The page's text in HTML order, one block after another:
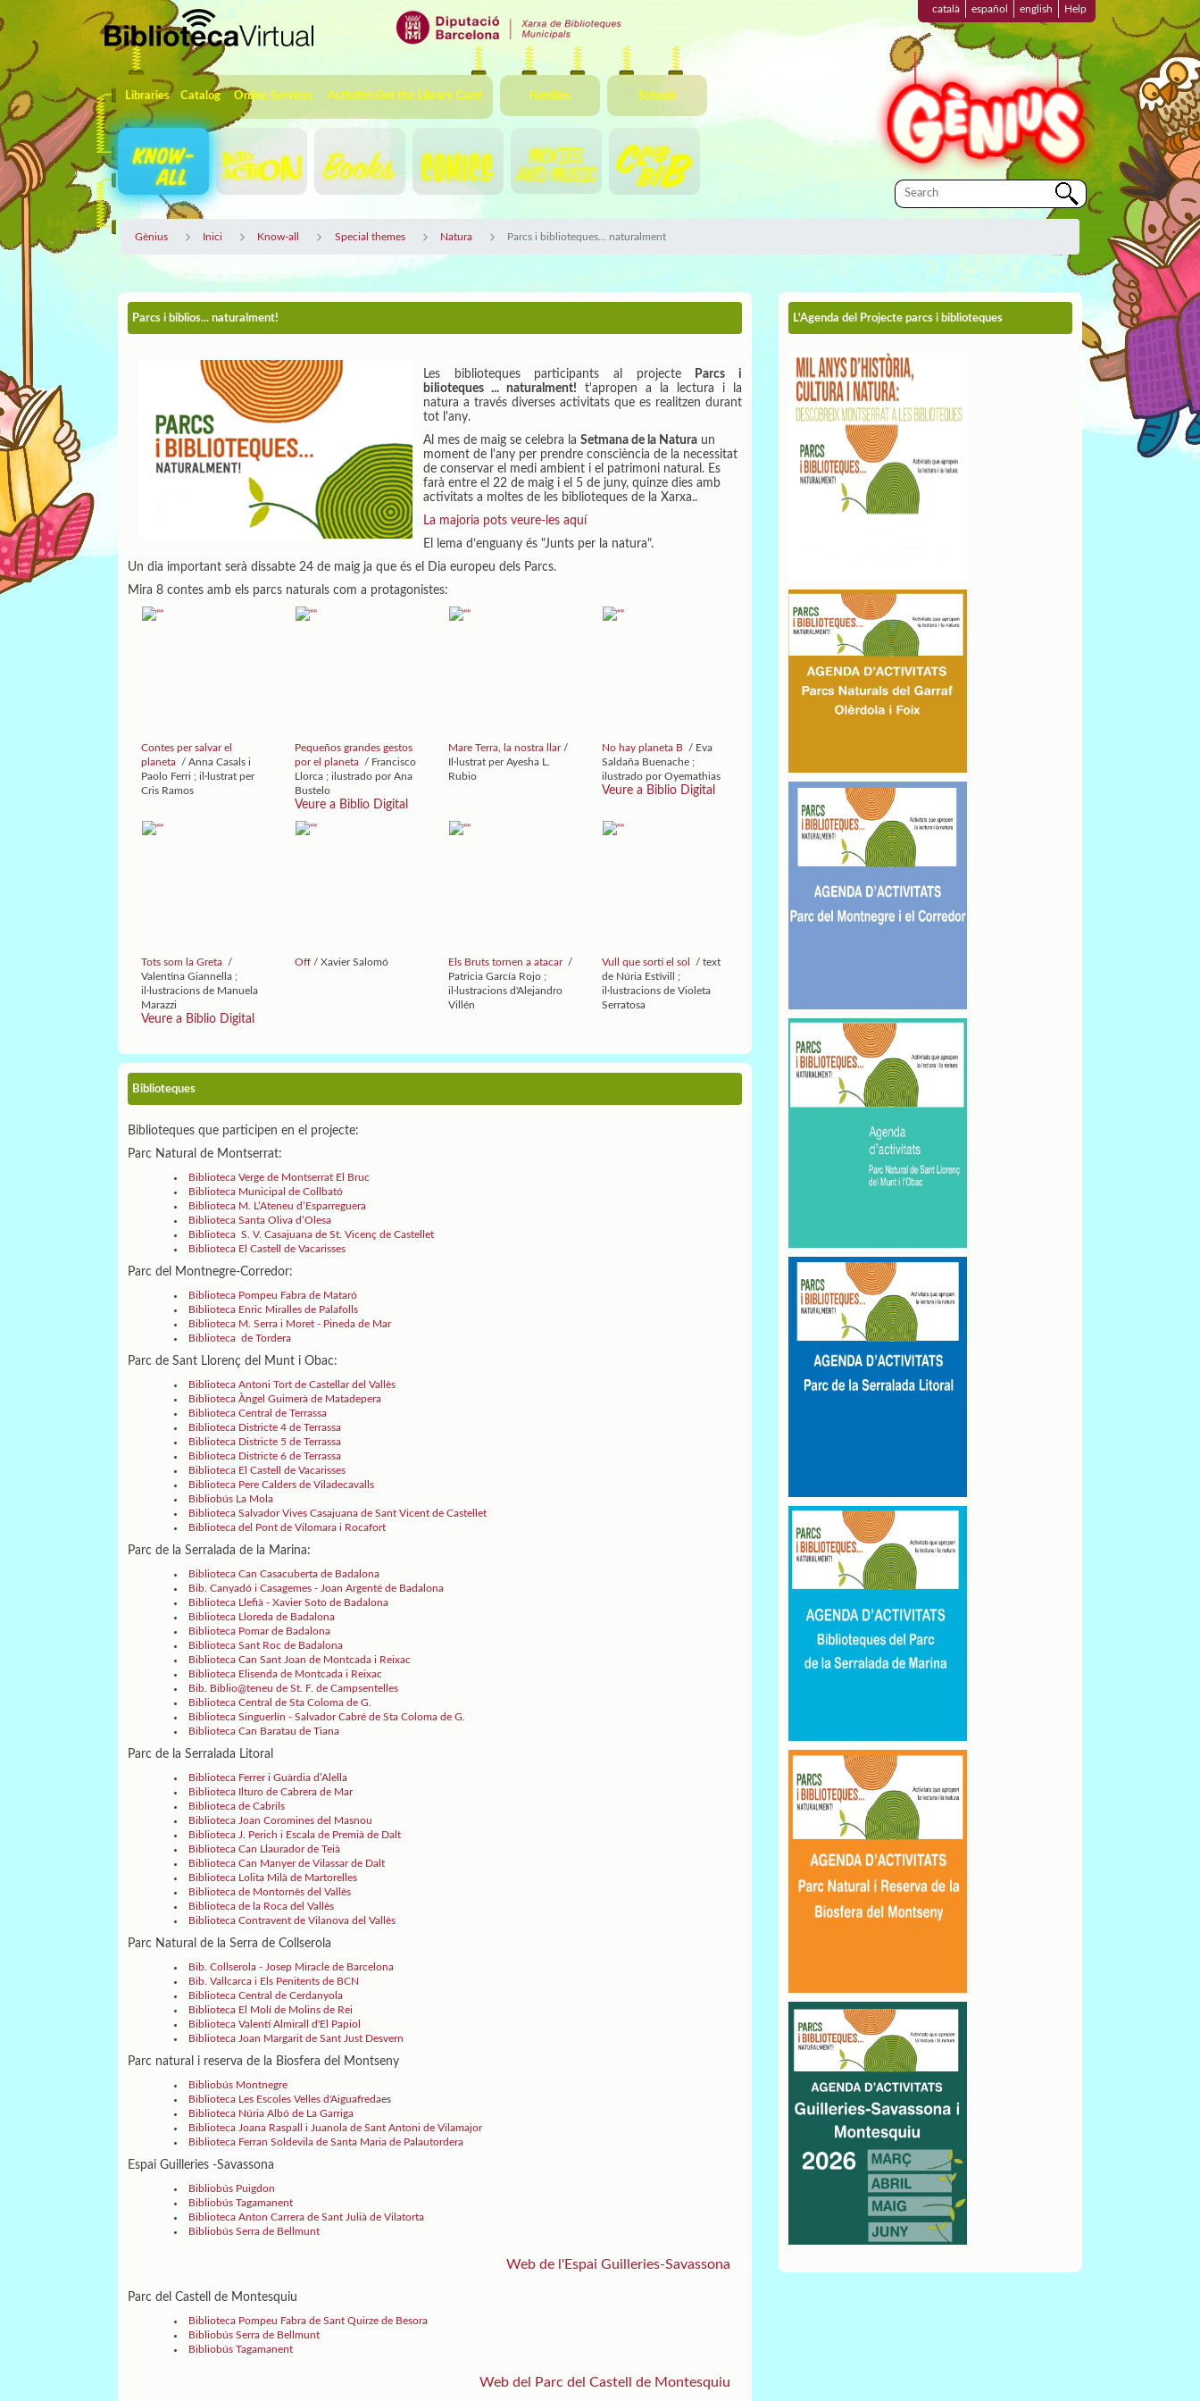
Skip to Main Content
català español english Help
Navigation
Libraries Catalog Online Services ActivitiesGet the Library Card Famílies Schools
Gènius Inici Know-all Special themes Natura Parcs i biblioteques... naturalment
Parcs i biblios... naturalment!
Les biblioteques participants al projecte
Parcs i
bilioteques ... naturalment! t'apropen a la lectura i la
natura a través diverses activitats que es realitzen durant
tot l'any.
Al mes de maig se celebra la Setmana de la Natura un
moment de l'any per prendre consciència de la necessitat
de conservar el medi ambient i el patrimoni natural. Es
farà entre el 22 de maig i el 5 de juny, quinze dies amb
activitats a moltes de les biblioteques de la Xarxa..
La majoria pots veure-les aquí
El lema d’enguany és "Junts per la natura".
Un dia important serà dissabte 24 de maig ja que és el Dia europeu dels Parcs.
Mira 8 contes amb els parcs naturals com a protagonistes:
Contes per salvar el
planeta / Anna Casals i
Paolo Ferri ; il·lustrat per
Cris Ramos
Pequeños grandes gestos
por el planeta / Francisco
Llorca ; ilustrado por Ana
Bustelo
Veure a Biblio Digital
Mare Terra, la nostra llar /
Il·lustrat per Ayesha L.
Rubio
No hay planeta B / Eva
Saldaña Buenache ;
ilustrado por Oyemathias
Veure a Biblio Digital
Tots som la Greta /
Valentina Giannella ;
il·lustracions de Manuela
Marazzi
Veure a Biblio Digital
Off / Xavier Salomó Els Bruts tornen a atacar /
Patricia García Rojo ;
il·lustracions d'Alejandro
Villén
Vull que sorti el sol
/ text
de Núria Estivill ;
il·lustracions de Violeta
Serratosa
Biblioteques
Biblioteques que participen en el projecte:
Parc Natural de Montserrat:
Biblioteca Verge de Montserrat El Bruc
Biblioteca Municipal de Collbató
Biblioteca M. L’Ateneu d’Esparreguera
Biblioteca Santa Oliva d’Olesa
Biblioteca S. V. Casajuana de St. Vicenç de Castellet
Biblioteca El Castell de Vacarisses
Parc del Montnegre-Corredor:
Biblioteca Pompeu Fabra de Mataró
Biblioteca Enric Miralles de Palafolls
Biblioteca M. Serra i Moret - Pineda de Mar
Biblioteca de Tordera
Parc de Sant Llorenç del Munt i Obac:
Biblioteca Antoni Tort de Castellar del Vallès
Biblioteca Àngel Guimerà de Matadepera
Biblioteca Central de Terrassa
Biblioteca Districte 4 de Terrassa
Biblioteca Districte 5 de Terrassa
Biblioteca Districte 6 de Terrassa
Biblioteca El Castell de Vacarisses
Biblioteca Pere Calders de Viladecavalls
Bibliobús La Mola
Biblioteca Salvador Vives Casajuana de Sant Vicent de Castellet
Biblioteca del Pont de Vilomara i Rocafort
Parc de la Serralada de la Marina:
Biblioteca Can Casacuberta de Badalona
Bib. Canyadó i Casagemes - Joan Argenté de Badalona
Biblioteca Llefià - Xavier Soto de Badalona
Biblioteca Lloreda de Badalona
Biblioteca Pomar de Badalona
Biblioteca Sant Roc de Badalona
Biblioteca Can Sant Joan de Montcada i Reixac
Biblioteca Elisenda de Montcada i Reixac
Bib. Biblio@teneu de St. F. de Campsentelles
Biblioteca Central de Sta Coloma de G
Biblioteca Singuerlín - Salvador Cabré de Sta Coloma de G
Biblioteca Can Baratau de Tiana
Parc de la Serralada Litoral
Biblioteca Ferrer i Guàrdia d’Alella
Biblioteca Ilturo de Cabrera de Mar
Biblioteca de Cabrils
Biblioteca Joan Coromines del Masnou
Biblioteca J. Perich i Escala de Premià de Dalt
Biblioteca Can Llaurador de Teià
Biblioteca Can Manyer de Vilassar de Dalt
Biblioteca Lolita Milà de Martorelles
Biblioteca de Montornès del Vallès
Biblioteca de la Roca del Vallès
Biblioteca Contravent de Vilanova del Vallès
Parc Natural de la Serra de Collserola
Bib. Collserola - Josep Miracle de Barcelona
Bib. Vallcarca i Els Penitents de BCN
Biblioteca Central de Cerdanyola
Biblioteca El Molí de Molins de Rei
Biblioteca Valentí Almirall d'El Papiol
Biblioteca Joan Margarit de Sant Just Desvern
Parc natural i reserva de la Biosfera del Montseny
Bibliobús Montnegre
Biblioteca Les Escoles Velles d'Aiguafredaes
Biblioteca Núria Albó de La Garriga
Biblioteca Joana Raspall i Juanola de Sant Antoni de Vilamajor
Biblioteca Ferran Soldevila de Santa Maria de Palautordera
Espai Guilleries -Savassona
Bibliobús Puigdon
Bibliobús Tagamanent
Biblioteca Anton Carrera de Sant Julià de Vilatorta
Bibliobús Serra de Bellmunt
Web de l'Espai Guilleries-Savassona
Parc del Castell de Montesquiu
Biblioteca Pompeu Fabra de Sant Quirze de Besora
Bibliobús Serra de Bellmunt
Bibliobús Tagamanent
Web del Parc del Castell de Montesquiu
L'Agenda del Projecte parcs i biblioteques